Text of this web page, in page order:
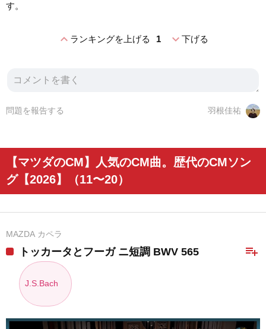
す。
expand_lessランキングを上げる 1 expand_more下げる
羽根佳祐
問題を報告する
【マツダのCM】人気のCM曲。歴代のCMソン
グ【2026】（11〜20）
MAZDA カペラ
playlist_add
トッカータとフーガ ニ短調 BWV 565
J.S.Bach